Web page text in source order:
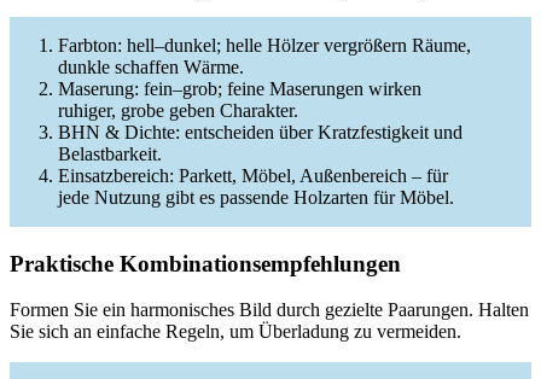
Farbton: hell–dunkel; helle Hölzer vergrößern Räume,
dunkle schaffen Wärme.
Maserung: fein–grob; feine Maserungen wirken
ruhiger, grobe geben Charakter.
BHN & Dichte: entscheiden über Kratzfestigkeit und
Belastbarkeit.
Einsatzbereich: Parkett, Möbel, Außenbereich – für
jede Nutzung gibt es passende Holzarten für Möbel.
Praktische Kombinationsempfehlungen
Formen Sie ein harmonisches Bild durch gezielte Paarungen. Halten
Sie sich an einfache Regeln, um Überladung zu vermeiden.